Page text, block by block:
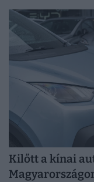
Kilőtt a kínai